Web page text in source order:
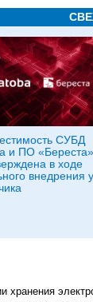
СУБД
и ПО «Береста»
в ходе
внедрения у